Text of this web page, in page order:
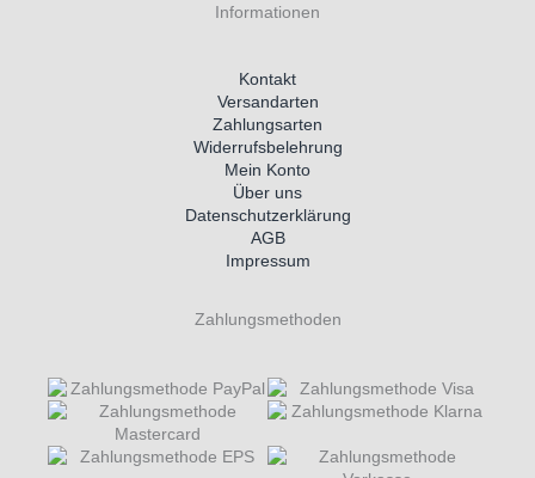
Informationen
Kontakt
Versandarten
Zahlungsarten
Widerrufsbelehrung
Mein Konto
Über uns
Datenschutzerklärung
AGB
Impressum
Zahlungsmethoden